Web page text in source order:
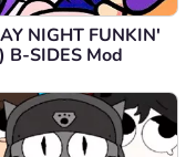
NIGHT FUNKIN'
(FNF) B-SIDES Mod